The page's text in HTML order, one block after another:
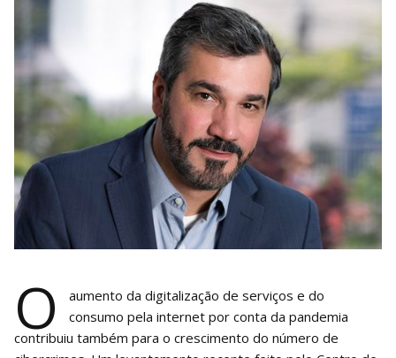
O
aumento da digitalização de serviços e do
consumo pela internet por conta da pandemia
contribuiu também para o crescimento do número de